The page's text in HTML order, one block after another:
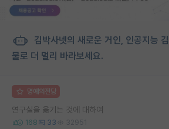
김박사넷의 새로운 거인, 인공지능
물로 더 멀리 바라보세요.
명예의전당
연구실을 옮기는 것에 대하여
168 33 32951